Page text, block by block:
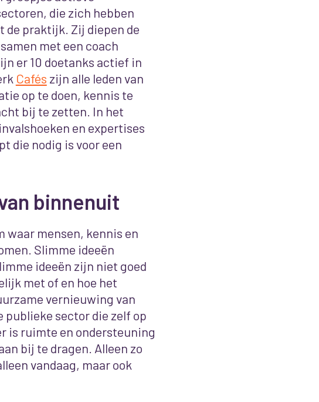
die zich hebben
de praktijk. Zij diepen de
met een coach
er 10 doetanks actief in
Cafés zijn alle leden van
op te doen, kennis te
bij te zetten. In het
en expertises
die nodig is voor een
binnenuit
mensen, kennis en
Slimme ideeën
ideeën zijn niet goed
met of en hoe het
vernieuwing van
sector die zelf op
is ruimte en ondersteuning
bij te dragen. Alleen zo
vandaag, maar ook